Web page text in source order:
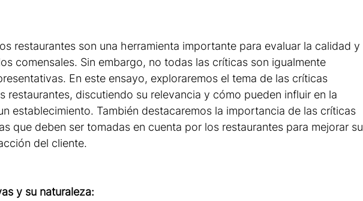
restaurantes son una herramienta importante para evaluar la calidad y
comensales. Sin embargo, no todas las críticas son igualmente
En este ensayo, exploraremos el tema de las críticas
restaurantes, discutiendo su relevancia y cómo pueden influir en la
establecimiento. También destacaremos la importancia de las críticas
que deben ser tomadas en cuenta por los restaurantes para mejorar su
del cliente.
y su naturaleza: